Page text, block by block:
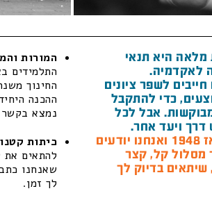
מלאה היא תנאי
לאקדמיה.
לשפר ציונים
כדי להתקבל
אבל לכל
ויעד אחר.
מסלול קל, קצר
שיתאים בדיוק לך
המורות
התלמידים
החינוך
ההכנה
נמצא בקשר
כיתות
להתאים את
שאנחנו
לך זמן.